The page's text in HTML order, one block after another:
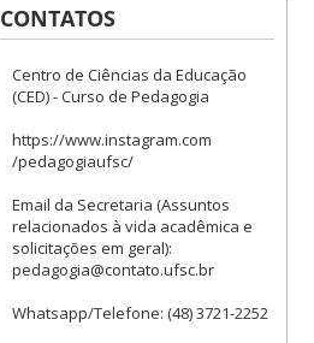
CONTATOS
Centro de Ciências da Educação
(CED) - Curso de Pedagogia
https://www.instagram.com
/pedagogiaufsc/
Email da Secretaria (Assuntos
relacionados à vida acadêmica e
solicitações em geral):
pedagogia@contato.ufsc.br
Whatsapp/Telefone: (48) 3721-2252